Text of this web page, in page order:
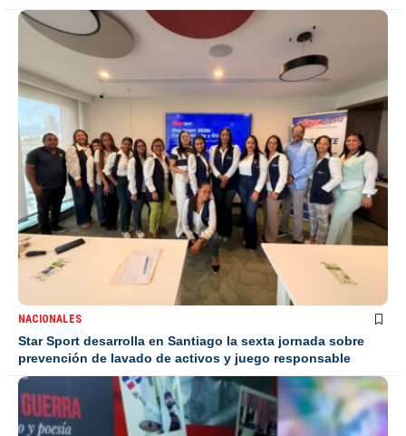
NACIONALES
Star Sport desarrolla en Santiago la sexta jornada sobre
prevención de lavado de activos y juego responsable